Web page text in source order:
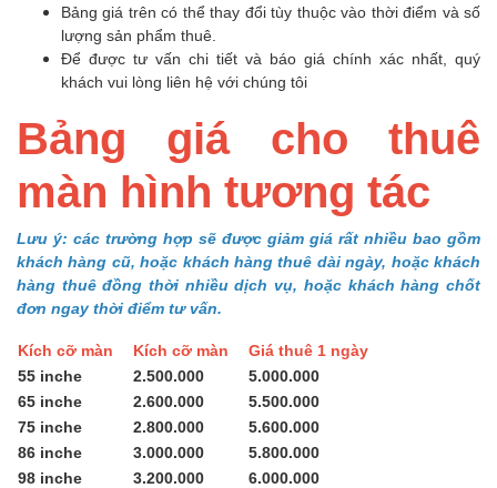
Bảng giá trên có thể thay đổi tùy thuộc vào thời điểm và số
lượng sản phẩm thuê.
Để được tư vấn chi tiết và báo giá chính xác nhất, quý
khách vui lòng liên hệ với chúng tôi
Bảng giá cho thuê
màn hình tương tác
Lưu ý: các trường hợp sẽ được giảm giá rất nhiều bao gồm
khách hàng cũ, hoặc khách hàng thuê dài ngày, hoặc khách
hàng thuê đồng thời nhiều dịch vụ, hoặc khách hàng chốt
đơn ngay thời điểm tư vấn.
Kích cỡ màn Kích cỡ màn
Giá thuê 1 ngày
55 inche
2.500.000
5.000.000
65 inche
2.600.000
5.500.000
75 inche
2.800.000
5.600.000
86 inche
3.000.000
5.800.000
98 inche
3.200.000 6.000.000